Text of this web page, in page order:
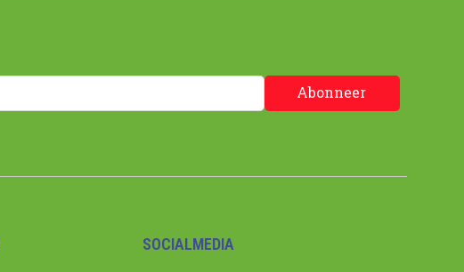
Abonneer
SOCIALMEDIA